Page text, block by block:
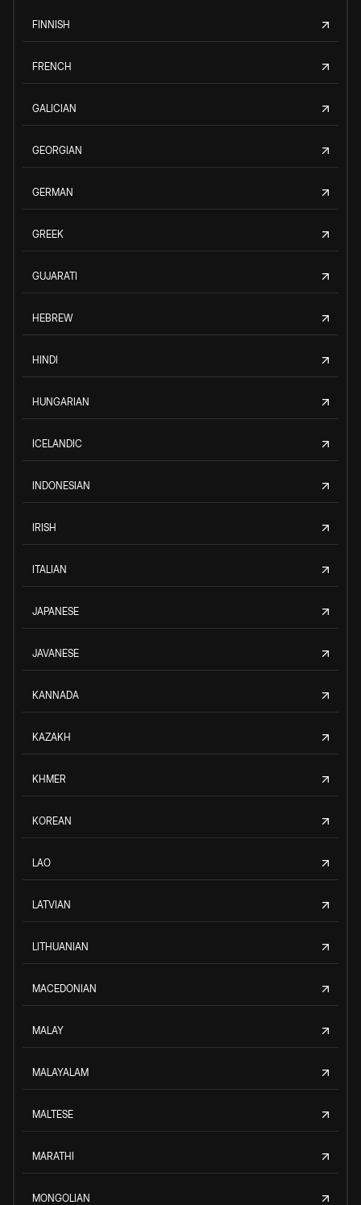
FINNISH
FRENCH
GALICIAN
GEORGIAN
GERMAN
GREEK
GUJARATI
HEBREW
HINDI
HUNGARIAN
ICELANDIC
INDONESIAN
IRISH
ITALIAN
JAPANESE
JAVANESE
KANNADA
KAZAKH
KHMER
KOREAN
LAO
LATVIAN
LITHUANIAN
MACEDONIAN
MALAY
MALAYALAM
MALTESE
MARATHI
MONGOLIAN